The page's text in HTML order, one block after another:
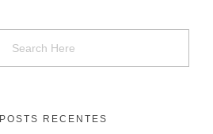
POSTS RECENTES